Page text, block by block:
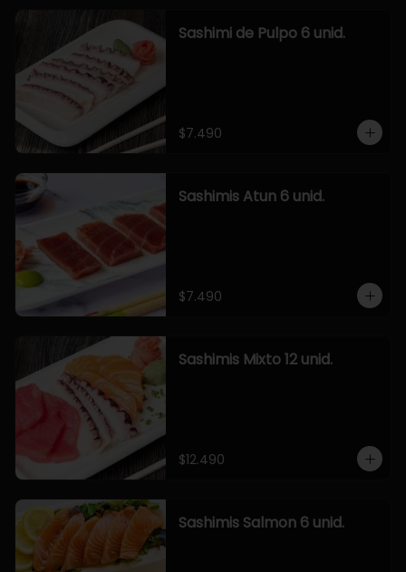
Sashimi de Pulpo 6 unid.
$7.490
Sashimis Atun 6 unid.
$7.490
Sashimis Mixto 12 unid.
$12.490
Sashimis Salmon 6 unid.